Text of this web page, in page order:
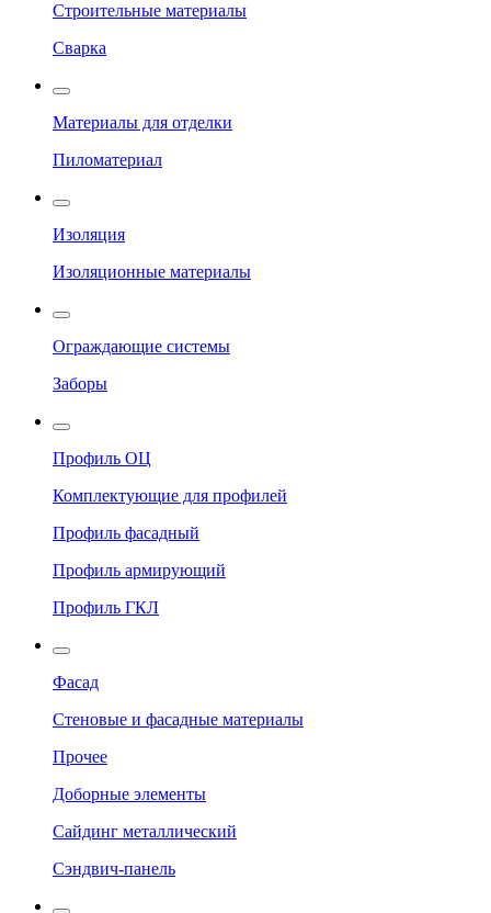
Строительные материалы
Сварка
Материалы для отделки
Пиломатериал
Изоляция
Изоляционные материалы
Ограждающие системы
Заборы
Профиль ОЦ
Комплектующие для профилей
Профиль фасадный
Профиль армирующий
Профиль ГКЛ
Фасад
Стеновые и фасадные материалы
Прочее
Доборные элементы
Сайдинг металлический
Сэндвич-панель